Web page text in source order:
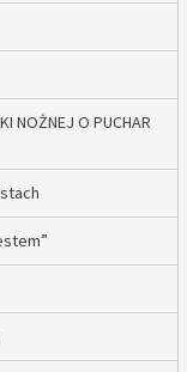
NOŻNEJ O PUCHAR